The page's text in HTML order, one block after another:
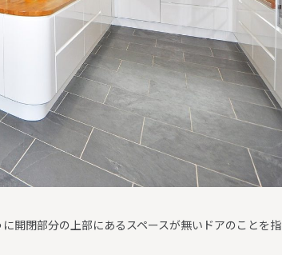
開閉部分の上部にあるスペースが無いドアのことを指